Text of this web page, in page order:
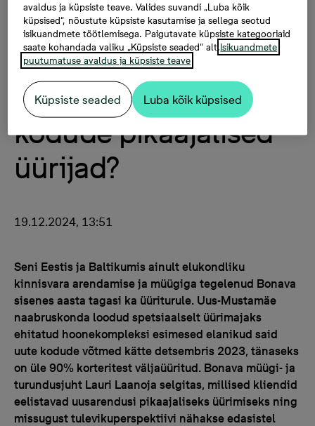
Bonava esimene
aasta Tallinna
üüriturul: kes on uute
kodude pikaajalised
üürijad?
19.12.2024, 13:51
Seni Eestis ja Baltikumis ainult elukondliku
kinnisvara arendamise ja müügiga tegelenud Bonava
sisenes aasta tagasi ka üüriturule. Uus-Mustamäe
naabruskonda loodud spetsiaalselt üürimajaks
ehitatud hoonekompleksi esimesed elanikud said
uute kodude võtmed kätte detsembris 2023, tänaseks
on üle 90% korteritest väljaüüritud. Bonava müügi- ja
turundusjuht Lauri Laanoja selgitas, millised kliendid
eelistavad uusarendusi pikaajaliseks üürimiseks ning
missugust tulevikuperspektiivi nähakse edasistel
avaldus ja küpsiste teave. Valides suvandi „Luba kõik
küpsised“, nõustute küpsiste kasutamise ja sellega seotud
isikuandmete töötlemisega. Paigutavate küpsiste kategooriaid
saate kohandada valiku „Küpsiste seaded“ alt.Isikuandmete
puutumatuse avaldus ja küpsiste teave
Küpsiste seaded Luba kõik küpsised